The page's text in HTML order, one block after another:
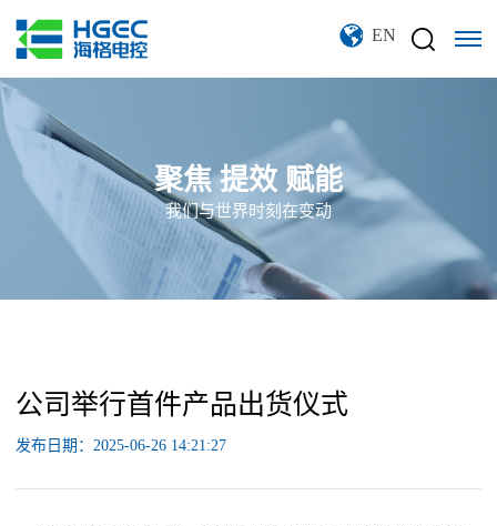
EN
聚焦 提效 赋能
我们与世界时刻在变动
公司举行首件产品出货仪式
发布日期：2025-06-26 14:21:27